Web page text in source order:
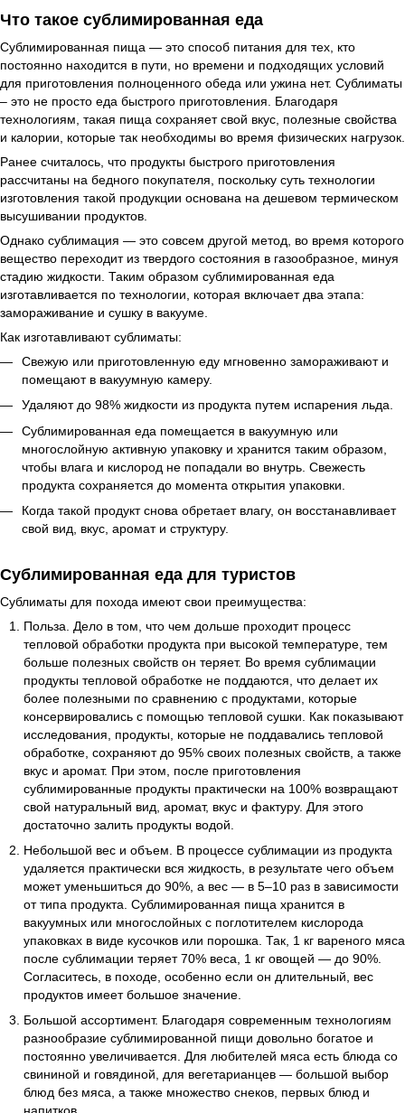
Что такое сублимированная еда
Сублимированная пища — это способ питания для тех, кто
постоянно находится в пути, но времени и подходящих условий
для приготовления полноценного обеда или ужина нет. Сублиматы
– это не просто еда быстрого приготовления. Благодаря
технологиям, такая пища сохраняет свой вкус, полезные свойства
и калории, которые так необходимы во время физических нагрузок.
Ранее считалось, что продукты быстрого приготовления
рассчитаны на бедного покупателя, поскольку суть технологии
изготовления такой продукции основана на дешевом термическом
высушивании продуктов.
Однако сублимация — это совсем другой метод, во время которого
вещество переходит из твердого состояния в газообразное, минуя
стадию жидкости. Таким образом сублимированная еда
изготавливается по технологии, которая включает два этапа:
замораживание и сушку в вакууме.
Как изготавливают сублиматы:
Свежую или приготовленную еду мгновенно замораживают и
помещают в вакуумную камеру.
Удаляют до 98% жидкости из продукта путем испарения льда.
Сублимированная еда помещается в вакуумную или
многослойную активную упаковку и хранится таким образом,
чтобы влага и кислород не попадали во внутрь. Свежесть
продукта сохраняется до момента открытия упаковки.
Когда такой продукт снова обретает влагу, он восстанавливает
свой вид, вкус, аромат и структуру.
Сублимированная еда для туристов
Сублиматы для похода имеют свои преимущества:
Польза. Дело в том, что чем дольше проходит процесс
тепловой обработки продукта при высокой температуре, тем
больше полезных свойств он теряет. Во время сублимации
продукты тепловой обработке не поддаются, что делает их
более полезными по сравнению с продуктами, которые
консервировались с помощью тепловой сушки. Как показывают
исследования, продукты, которые не поддавались тепловой
обработке, сохраняют до 95% своих полезных свойств, а также
вкус и аромат. При этом, после приготовления
сублимированные продукты практически на 100% возвращают
свой натуральный вид, аромат, вкус и фактуру. Для этого
достаточно залить продукты водой.
Небольшой вес и объем. В процессе сублимации из продукта
удаляется практически вся жидкость, в результате чего объем
может уменьшиться до 90%, а вес — в 5–10 раз в зависимости
от типа продукта. Сублимированная пища хранится в
вакуумных или многослойных с поглотителем кислорода
упаковках в виде кусочков или порошка. Так, 1 кг вареного мяса
после сублимации теряет 70% веса, 1 кг овощей — до 90%.
Согласитесь, в походе, особенно если он длительный, вес
продуктов имеет большое значение.
Большой ассортимент. Благодаря современным технологиям
разнообразие сублимированной пищи довольно богатое и
постоянно увеличивается. Для любителей мяса есть блюда со
свининой и говядиной, для вегетарианцев — большой выбор
блюд без мяса, а также множество снеков, первых блюд и